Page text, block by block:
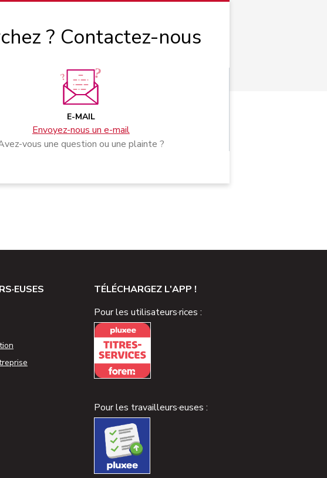
? Contactez-nous
E-MAIL
Envoyez-nous un e-mail
vous une question ou une plainte ?
TÉLÉCHARGEZ L'APP !
Pour les utilisateurs·rices :
Pour les travailleurs·euses :